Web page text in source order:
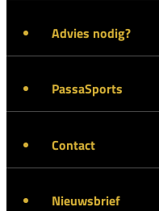
Advies nodig?
PassaSports
Contact
Nieuwsbrief